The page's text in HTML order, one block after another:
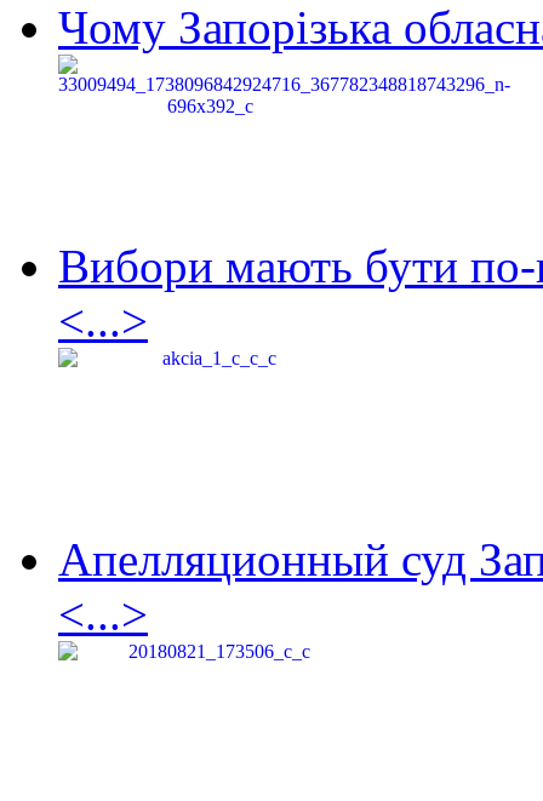
Чому Запорізька
Вибори мають бути по-
<...>
Апелляционный суд
<...>